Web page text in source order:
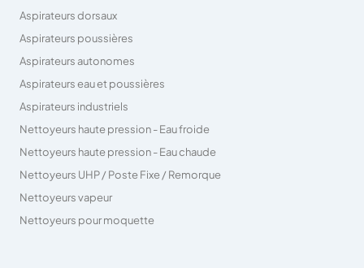
Aspirateurs dorsaux
Aspirateurs poussières
Aspirateurs autonomes
Aspirateurs eau et poussières
Aspirateurs industriels
Nettoyeurs haute pression - Eau froide
Nettoyeurs haute pression - Eau chaude
Nettoyeurs UHP / Poste Fixe / Remorque
Nettoyeurs vapeur
Nettoyeurs pour moquette